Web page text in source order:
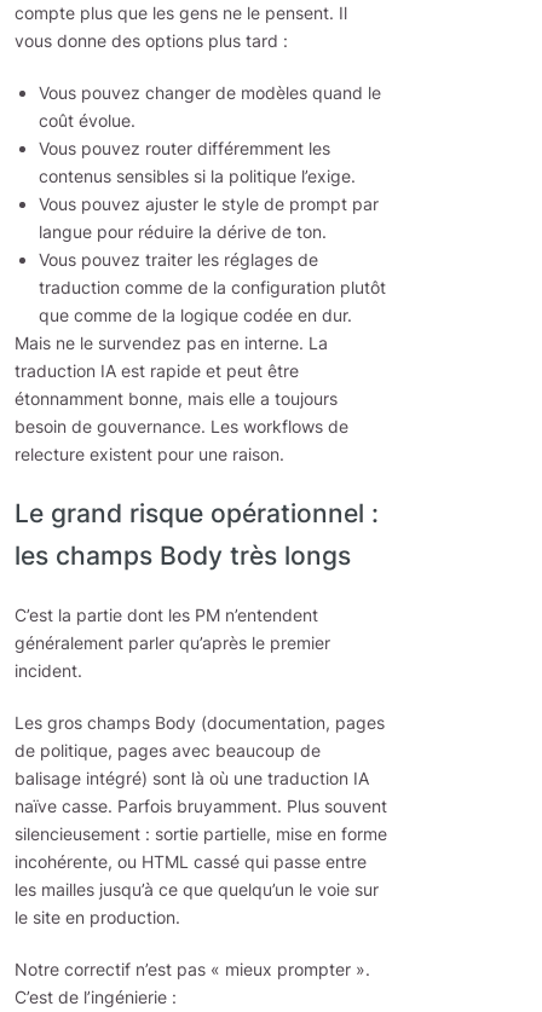
compte plus que les gens ne le pensent. Il
vous donne des options plus tard :
Vous pouvez changer de modèles quand le
coût évolue.
Vous pouvez router différemment les
contenus sensibles si la politique l’exige.
Vous pouvez ajuster le style de prompt par
langue pour réduire la dérive de ton.
Vous pouvez traiter les réglages de
traduction comme de la configuration plutôt
que comme de la logique codée en dur.
Mais ne le survendez pas en interne. La
traduction IA est rapide et peut être
étonnamment bonne, mais elle a toujours
besoin de gouvernance. Les workflows de
relecture existent pour une raison.
Le grand risque opérationnel :
les champs Body très longs
C’est la partie dont les PM n’entendent
généralement parler qu’après le premier
incident.
Les gros champs Body (documentation, pages
de politique, pages avec beaucoup de
balisage intégré) sont là où une traduction IA
naïve casse. Parfois bruyamment. Plus souvent
silencieusement : sortie partielle, mise en forme
incohérente, ou HTML cassé qui passe entre
les mailles jusqu’à ce que quelqu’un le voie sur
le site en production.
Notre correctif n’est pas « mieux prompter ».
C’est de l’ingénierie :